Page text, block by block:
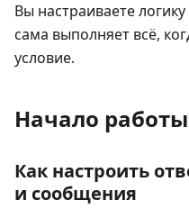
Вы настраиваете
сама выполняет всё,
условие.
Начало работы
Как настроить
и сообщения